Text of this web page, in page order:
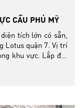
CẦU PHÚ MỸ
tích lớn có sẵn,
Lotus quận 7. Vị trí
khu vực. Lắp đặt
gió… Chỉ cần
bố trí văn phòng